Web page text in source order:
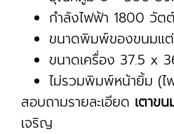
กำลังไฟฟ้า 1800 วัต
ขนาดพิมพ์ของขนมแ
ขนาดเครื่อง 37.5 x
ไม่รวมพิมพ์หน้ายิ้ม (ไ
สอบถามรายละเอียด เตาข
เจริญ